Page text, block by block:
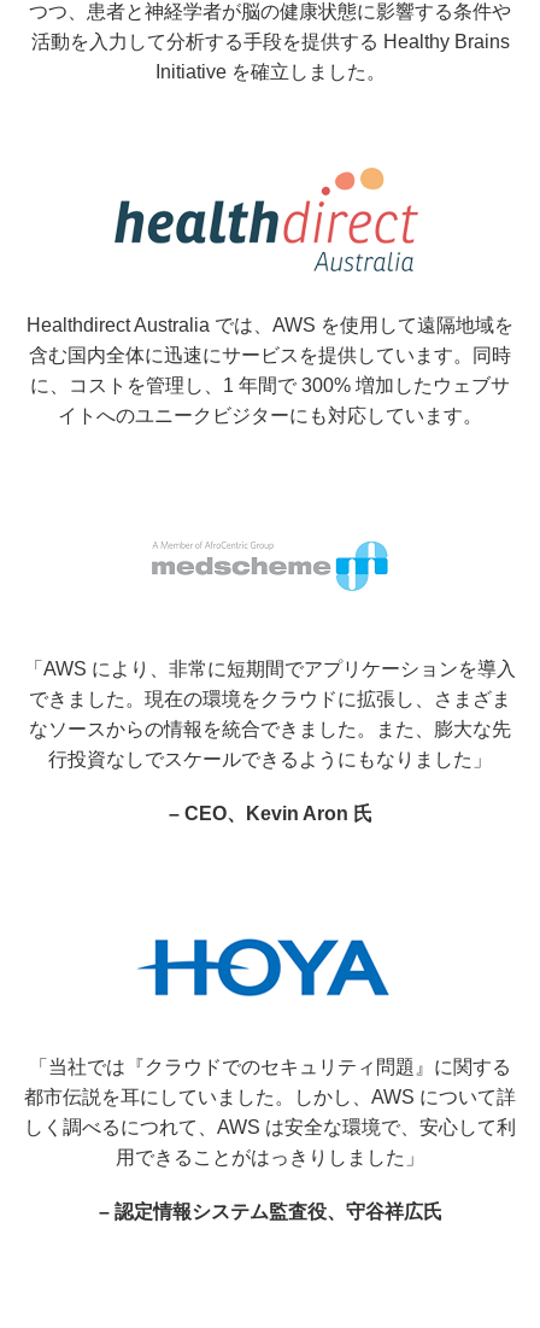
つつ、患者と神経学者が脳の健康状態に影響する条件や
活動を入力して分析する手段を提供する Healthy Brains
Initiative を確立しました。
Healthdirect Australia では、AWS を使用して遠隔地域を
含む国内全体に迅速にサービスを提供しています。同時
に、コストを管理し、1 年間で 300% 増加したウェブサ
イトへのユニークビジターにも対応しています。
「AWS により、非常に短期間でアプリケーションを導入
できました。現在の環境をクラウドに拡張し、さまざま
なソースからの情報を統合できました。また、膨大な先
行投資なしでスケールできるようにもなりました」
– CEO、Kevin Aron 氏
「当社では『クラウドでのセキュリティ問題』に関する
都市伝説を耳にしていました。しかし、AWS について詳
しく調べるにつれて、AWS は安全な環境で、安心して利
用できることがはっきりしました」
– 認定情報システム監査役、守谷祥広氏